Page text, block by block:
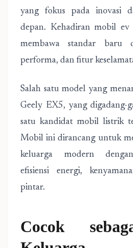
yang fokus pada inovasi
depan. Kehadiran mobil ev
membawa standar baru
performa, dan fitur
Salah satu model yang
Geely EX5, yang digadang-
satu kandidat mobil listrik
Mobil ini dirancang untuk
keluarga modern
efisiensi energi,
pintar.
Cocok